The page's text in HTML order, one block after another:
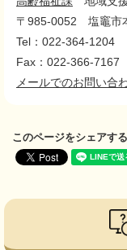
〒985-0052
塩竈市
Tel：022-364-1204
Fax：022-366-7167
メールでのお問い合
このページをシェアする